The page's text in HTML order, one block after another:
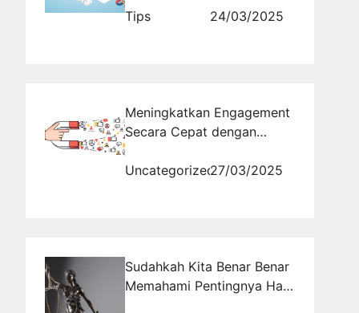
Dominasi SERP
Tips 24/03/2025
Meningkatkan Engagement
Secara Cepat dengan
Profesional
Uncategorized27/03/2025
Sudahkah Kita Benar Benar
Memahami Pentingnya Hari